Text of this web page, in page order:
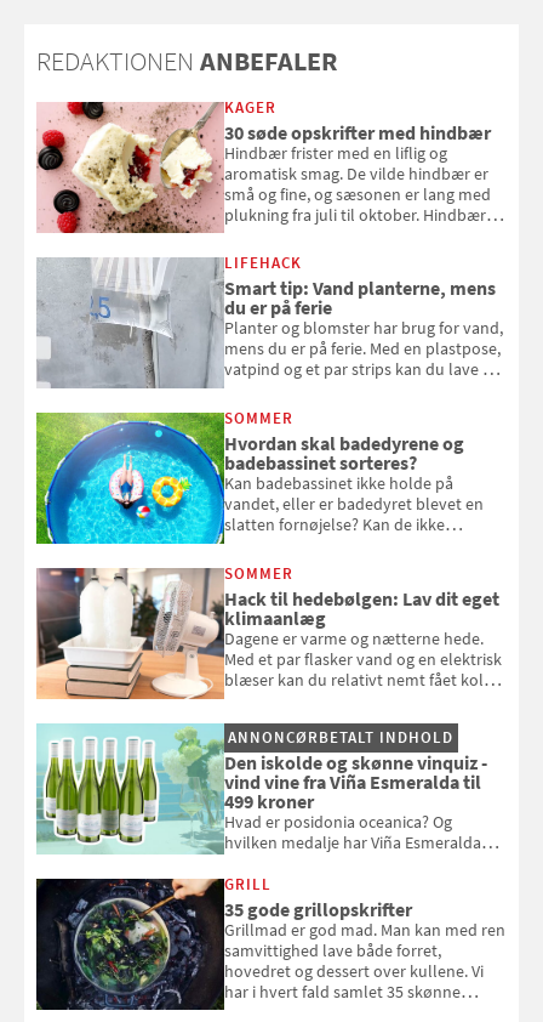
REDAKTIONEN ANBEFALER
KAGER
30 søde opskrifter med hindbær
Hindbær frister med en liflig og
aromatisk smag. De vilde hindbær er
små og fine, og sæsonen er lang med
plukning fra juli til oktober. Hindbær
kan bruge dine hindbær i alt fra
bagværk og salater til is og syltning.
LIFEHACK
Smart tip: Vand planterne, mens
du er på ferie
Planter og blomster har brug for vand,
mens du er på ferie. Med en plastpose,
vatpind og et par strips kan du lave dit
at bede naboen om at vande eller
komme hjem til døde planter
SOMMER
Hvordan skal badedyrene og
badebassinet sorteres?
Kan badebassinet ikke holde på
vandet, eller er badedyret blevet en
slatten fornøjelse? Kan de ikke
opmærksom, når du smider
badebassinet eller et badedyr ud
SOMMER
Hack til hedebølgen: Lav dit eget
klimaanlæg
Dagene er varme og nætterne hede.
Med et par flasker vand og en elektrisk
blæser kan du relativt nemt fået koldt
og se, hvordan du gør
ANNONCØRBETALT INDHOLD
Den iskolde og skønne vinquiz -
vind vine fra Viña Esmeralda til
499 kroner
Hvad er posidonia oceanica? Og
hvilken medalje har Viña Esmeralda
med i Samvirkes skønne vinquiz, hvor
du kan vinde 6 flasker vin fra Viña
Esmeralda. Konkurrencen slutter 1.
september 2026.
GRILL
35 gode grillopskrifter
Grillmad er god mad. Man kan med ren
samvittighed lave både forret,
hovedret og dessert over kullene. Vi
har i hvert fald samlet 35 skønne